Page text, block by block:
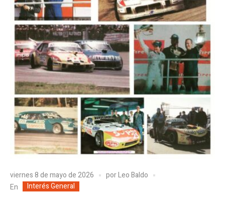
viernes 8 de mayo de 2026 porLeo Baldo
En
Interés General